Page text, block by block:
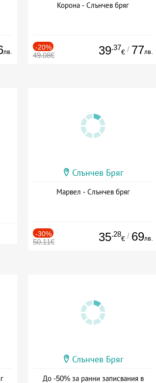
лв.
Корона - Слънчев бряг
-20%
49.08€ 39.37
€ / 77лв.
Слънчев Бряг
Марвел - Слънчев бряг
-30%
50.11€ 35.28
€ / 69лв.
Слънчев Бряг
До -50% за ранни записвания в